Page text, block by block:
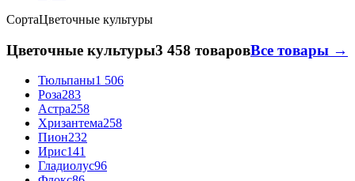
СортаЦветочные культуры
Цветочные культуры3 458 товаровВсе товары →
Тюльпаны1 506
Роза283
Астра258
Хризантема258
Пион232
Ирис141
Гладиолус96